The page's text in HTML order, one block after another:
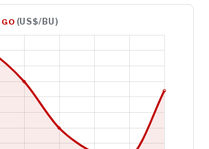
(US$/BU)